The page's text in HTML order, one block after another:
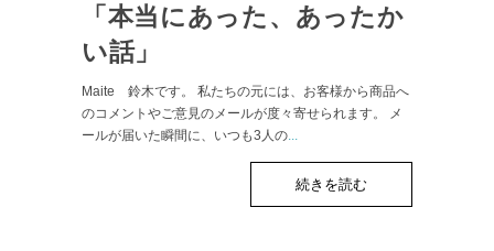
「本当にあった、あったか
い話」
Maite 鈴木です。 私たちの元には、お客様から商品へ
のコメントやご意見のメールが度々寄せられます。 メ
ールが届いた瞬間に、いつも3人の
続きを読む